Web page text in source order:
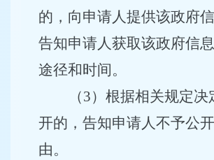
的，向申请人提供该政府
告知申请人获取该政府信息
途径和时间。
（3）根据相关规定决
开的，告知申请人不予公
由。